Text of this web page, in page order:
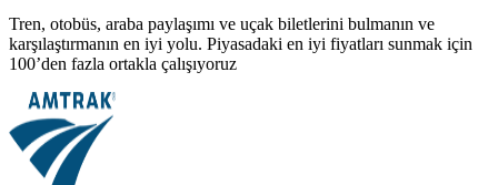
Tren, otobüs, araba paylaşımı ve uçak biletlerini bulmanın ve
karşılaştırmanın en iyi yolu. Piyasadaki en iyi fiyatları sunmak için
100’den fazla ortakla çalışıyoruz